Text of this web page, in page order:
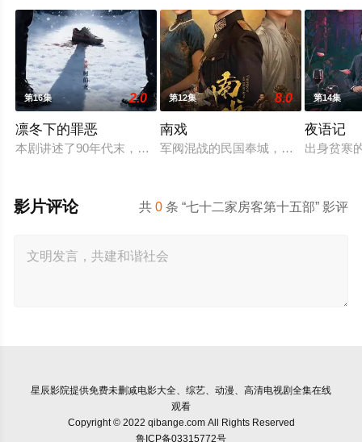
第16集 2.0
凛冬下的罪恶
本剧讲述了90年代末，怒河市刑侦支队在无普及监控、无DNA
第12集 8.0
南戏
军阀混战的民国奉城，玉佛头离奇失
第14集
夜语记
出身贫寒
共0 条 “七十二家房客第十五部” 影评
影片评论
星辰影院提供免费未删减电影大全、综艺、动漫、高清电视剧全集在线
观看
Copyright © 2022 qibange.com All Rights Reserved
鲁ICP备03315772号